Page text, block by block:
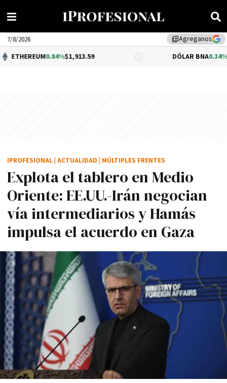
library_addAgreganos
7/8/2026
0.84%$1,913.59 DÓLAR BNA 0.34%$1,520.00
Explota el tablero en Medio
Oriente: EE.UU.-Irán negocian
vía intermediarios y Hamás
impulsa el acuerdo en Gaza
IPROFESIONAL ACTUALIDAD MÚLTIPLES FRENTES